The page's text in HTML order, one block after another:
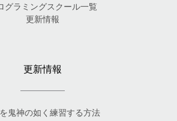
グラミングスクール一覧
更新情報
更新情報
を鬼神の如く練習する方法